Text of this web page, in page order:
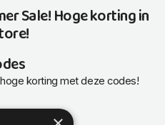
Sale! Hoge korting in
korting met deze codes!
collecties